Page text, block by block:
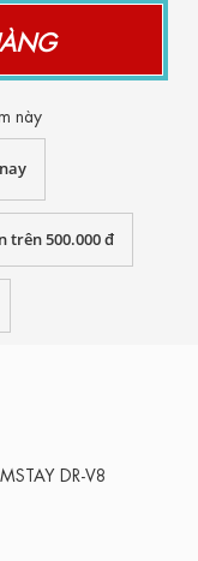
này
trên 500.000 đ
DR-V8